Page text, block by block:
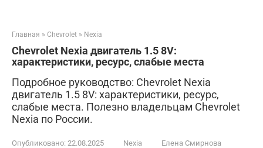
Главная » Chevrolet » Nexia
Chevrolet Nexia двигатель 1.5 8V:
характеристики, ресурс, слабые места
Подробное руководство: Chevrolet Nexia
двигатель 1.5 8V: характеристики, ресурс,
слабые места. Полезно владельцам Chevrolet
Nexia по России.
Опубликовано: 22.08.2025 Nexia Елена Смирнова